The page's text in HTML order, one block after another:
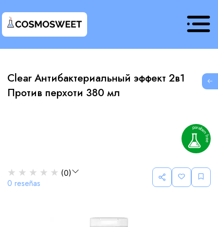
Clear Антибактериальный эффект 2в1
Против перхоти 380 мл
★ ★ ★ ★ ★ (0)
0 reseñas